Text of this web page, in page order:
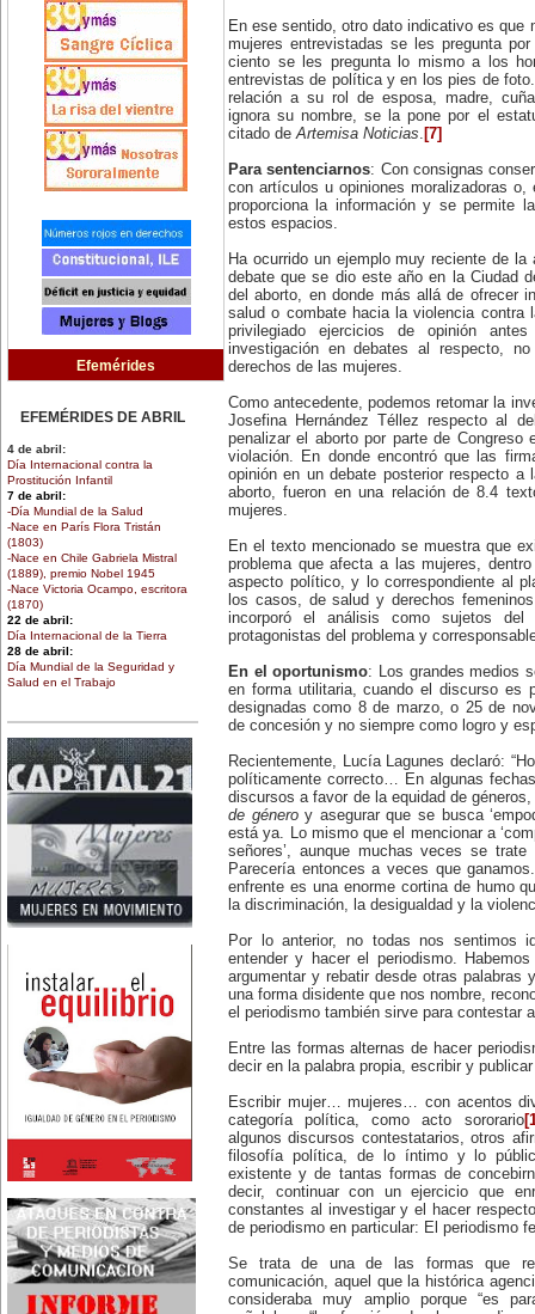
Efemérides
EFEMÉRIDES DE ABRIL
4 de abril:
Día Internacional contra la
Prostitución Infantil
7 de abril:
-Día Mundial de la Salud
-Nace en París Flora Tristán
(1803)
-Nace en Chile Gabriela Mistral
(1889), premio Nobel 1945
-Nace Victoria Ocampo, escritora
(1870)
22 de abril:
Día Internacional de la Tierra
28 de abril:
Día Mundial de la Seguridad y
Salud en el Trabajo
EFEMÉRIDES DE MARZO
1 de marzo:
Nace en Santiago, Chile, la
escritora Mercedes Valenzuela
Alvarez (1924-1993), más
conocida como Mercedes
Valdivieso. En 1961 publica 'La
Brecha', considerada como la
primera novela feminista de
Latinoamérica.
4 de marzo:
En México muere Adelina
Zendejas (1909-1993), periodista,
derechos de las mujeres.
5 de marzo:
En Dijon fallece Gabrielle Suchon
(1703), notable filósofa francesa,
autora del Tratado de la moral y
de la política (1693), la primera
obra explícitamente filosófica
escrita por una mujer en el
8 de marzo:
nace Juana Fernández Morales
(1895-1980), poeta conocida
Ibarbourou, o 'Juana de América'.
Se la considera una de las figuras
clave de la poesía
hispanoamericana
contemporánea.
14 de marzo:
Nace, en la Ciudad de México,
En ese sentido, otro dato indicativo es que
mujeres entrevistadas se les pregunta
ciento se les pregunta lo mismo a los
entrevistas de política y en los pies de
relación a su rol de esposa, madre,
ignora su nombre, se la pone por el
citado de Artemisa Noticias [7]
Para sentenciarnos: Con consignas
con artículos u opiniones moralizadoras
proporciona la información y se permite
estos espacios.
Ha ocurrido un ejemplo muy reciente de
debate que se dio este año en la Ciudad
del aborto, en donde más allá de ofrecer
salud o combate hacia la violencia contra
privilegiado ejercicios de opinión
investigación en debates al respecto,
derechos de las mujeres.
Como antecedente, podemos retomar la
Josefina Hernández Téllez respecto al
penalizar el aborto por parte de Congreso
violación. En donde encontró que las
opinión en un debate posterior respecto a
aborto, fueron en una relación de 8.4
mujeres.
En el texto mencionado se muestra que
problema que afecta a las mujeres,
aspecto político, y lo correspondiente al
los casos, de salud y derechos
incorporó el análisis como sujetos
protagonistas del problema y
En el oportunismo: Los grandes medios
en forma utilitaria, cuando el discurso es
designadas como 8 de marzo, o 25 de
de concesión y no siempre como logro y
Recientemente, Lucía Lagunes declaró:
políticamente correcto… En algunas
discursos a favor de la equidad de
de géneroy asegurar que se busca
está ya. Lo mismo que el mencionar a
señores’, aunque muchas veces se
Parecería entonces a veces que
enfrente es una enorme cortina de humo
la discriminación, la desigualdad y la
Por lo anterior, no todas nos sentimos
entender y hacer el periodismo.
argumentar y rebatir desde otras palabras
una forma disidente que nos nombre,
el periodismo también sirve para contestar
Entre las formas alternas de hacer
decir en la palabra propia, escribir y
Escribir mujer… mujeres… con acentos
categoría política, como acto sororario
algunos discursos contestatarios, otros
filosofía política, de lo íntimo y lo
existente y de tantas formas de
decir, continuar con un ejercicio que
constantes al investigar y el hacer
de periodismo en particular: El periodismo
Se trata de una de las formas que
comunicación, aquel que la histórica
consideraba muy amplio porque “es